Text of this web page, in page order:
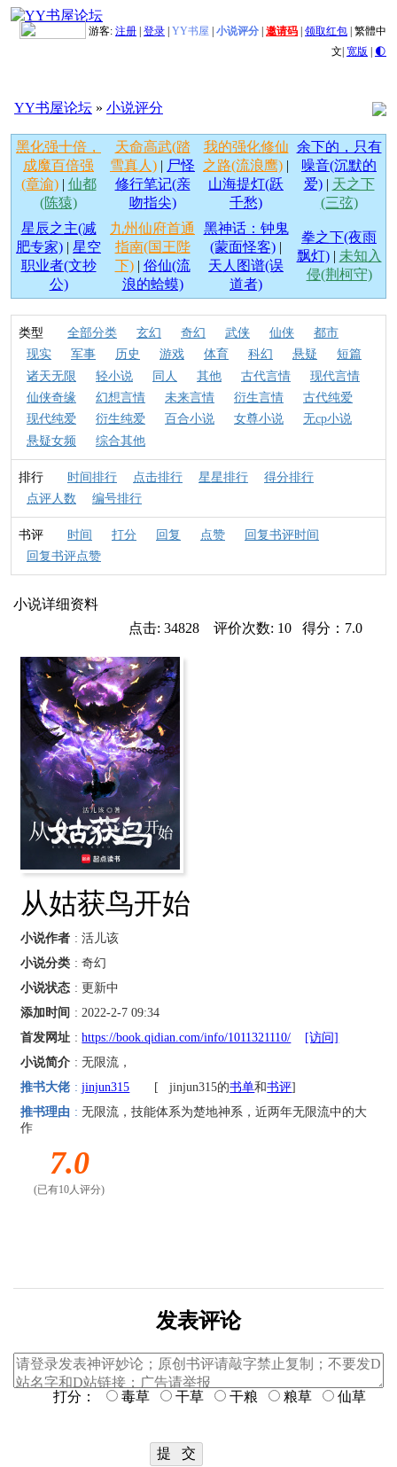
游客: 注册 登录 YY书屋 小说评分 邀请码 领取红包 繁體中
文| 宽版 | 🌓
YY书屋论坛 » 小说评分
黑化强十倍，
成魔百倍强
(章渝)| 仙都
(陈猿)
天命高武(踏
雪真人) | 尸怪
修行笔记(亲
吻指尖)
我的强化修仙
之路(流浪鹰) |
山海提灯(跃
千愁)
余下的，只有
噪音(沉默的
爱)| 天之下
(三弦)
星辰之主(减
肥专家) | 星空
职业者(文抄
公)
九州仙府首通
指南(国王陛
下)| 俗仙(流
浪的蛤蟆)
黑神话：钟鬼
(蒙面怪客) |
天人图谱(误
道者)
拳之下(夜雨
飘灯)| 未知入
侵(荆柯守)
类型 全部分类 玄幻 奇幻 武侠 仙侠
都市
现实
军事 历史 游戏 体育 科幻 悬疑
短篇
诸天无限
轻小说 同人 其他 古代言情
现代言情
仙侠奇缘
幻想言情 未来言情 衍生言情
古代纯爱
现代纯爱
衍生纯爱 百合小说 女尊小说
无cp小说
悬疑女频
综合其他
排行 时间排行 点击排行 星星排行
得分排行
点评人数
编号排行
书评 时间 打分 回复 点赞
回复书评时间
回复书评点赞
小说详细资料
点击: 34828 评价次数: 10 得分：7.0
从姑获鸟开始
小说作者 : 活儿该
小说分类 : 奇幻
小说状态 : 更新中
添加时间 : 2022-2-7 09:34
首发网址 :https://book.qidian.com/info/1011321110/
[访问]
小说简介 : 无限流，
推书大佬 : jinjun315 [ jinjun315的书单和书评]
推书理由 : 无限流，技能体系为楚地神系，近两年无限流中的大
作
7.0
(已有10人评分)
发表评论
打分： 毒草 干草 干粮 粮草 仙草